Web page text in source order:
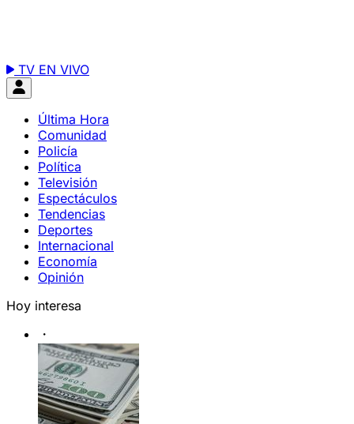
TV EN VIVO
Última Hora
Comunidad
Policía
Política
Televisión
Espectáculos
Tendencias
Deportes
Internacional
Economía
Opinión
Hoy interesa